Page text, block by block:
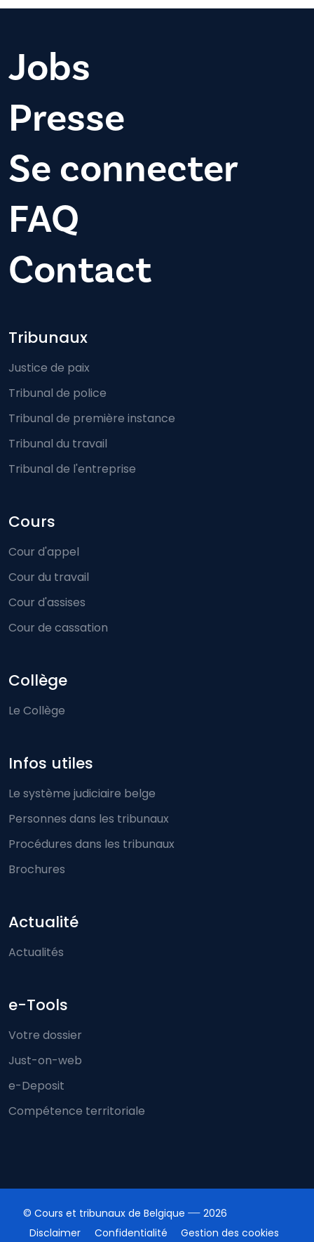
Jobs
Presse
Se connecter
FAQ
Contact
Footer-menu
Tribunaux
Justice de paix
Tribunal de police
Tribunal de première instance
Tribunal du travail
Tribunal de l'entreprise
Cours
Cour d'appel
Cour du travail
Cour d'assises
Cour de cassation
Collège
Le Collège
Infos utiles
Le système judiciaire belge
Personnes dans les tribunaux
Procédures dans les tribunaux
Brochures
Actualité
Actualités
e-Tools
Votre dossier
Just-on-web
e-Deposit
Compétence territoriale
© Cours et tribunaux de Belgique
2026
Disclaimer
Confidentialité Gestion des cookies